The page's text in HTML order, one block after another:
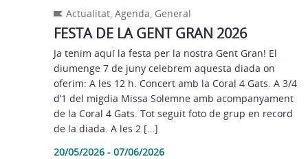
Actualitat,Agenda, General
FESTA DE LA GENT GRAN 2026
Ja tenim aquí la festa per la nostra Gent Gran! El
diumenge 7 de juny celebrem aquesta diada on
oferim: A les 12 h. Concert amb la Coral 4 Gats. A 3/4
d’1 del migdia Missa Solemne amb acompanyament
de la Coral 4 Gats. Tot seguit foto de grup en record
de la diada. A les 2 […]
20/05/2026 - 07/06/2026